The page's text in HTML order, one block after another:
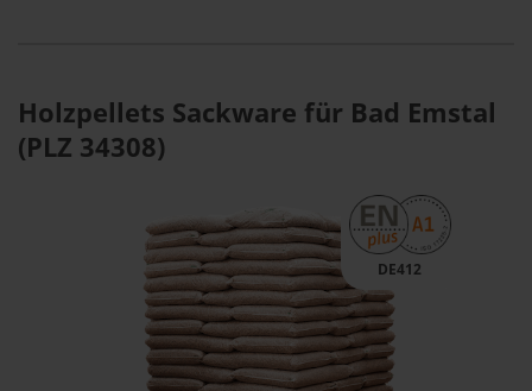
Holzpellets Sackware für Bad Emstal
(PLZ 34308)
DE412